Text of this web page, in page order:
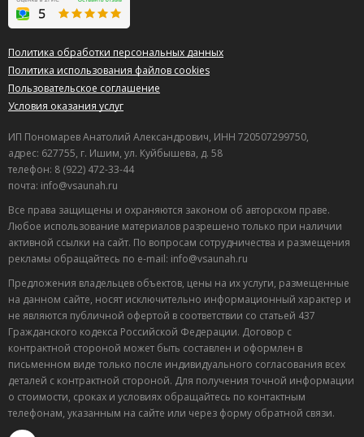
Политика обработки персональных данных
Политика использования файлов cookies
Пользовательское соглашение
Условия оказания услуг
ИП Пономарев Анатолий Александрович, ИНН 720507299750,
адрес: 627755, г. Ишим, ул. Куйбышева, д. 58
телефон: 8 (922) 472-33-44
почта: info@vsaunah.ru
Все права защищены и охраняются законом об авторском праве.
Любое использование материалов разрешено только при наличии
активной ссылки на сайт. По вопросам сотрудничества и размещения
рекламы обращайтесь по e-mail: info@vsaunah.ru
Предложения владельцев объектов, цены на их услуги, размещенные
на данном сайте, носят исключительно информационный характер и
не являются публичной офертой в соответствии со статьей 437
Гражданского кодекса Российской Федерации. Договор с
контрактной стороной может быть составлен и оформлен в
письменном виде только после индивидуального согласования всех
деталей с контрактной стороной. Для получения точной информации
о стоимости, сроках и условиях обращайтесь по контактным
телефонам, указанным на сайте или через форму обратной связи.